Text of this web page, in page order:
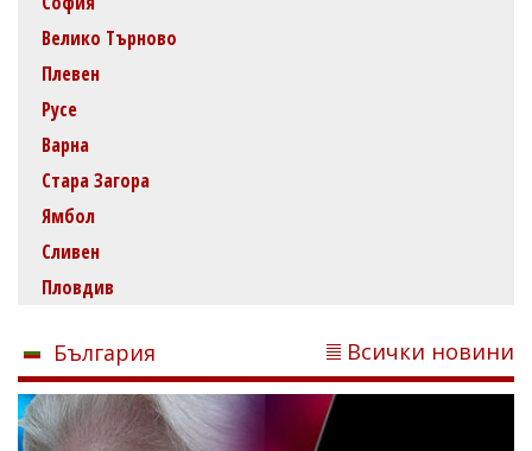
Велико Търново
Плевен
Русе
Варна
Стара Загора
Ямбол
Сливен
Пловдив
България Всички новини